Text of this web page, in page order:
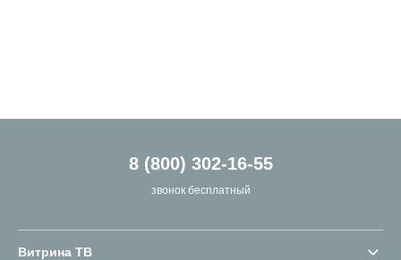
8 (800) 302-16-55
звонок бесплатный
Витрина ТВ